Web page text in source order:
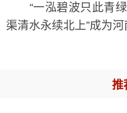
“一泓碧波只此青绿
渠清水永续北上”成为河
推